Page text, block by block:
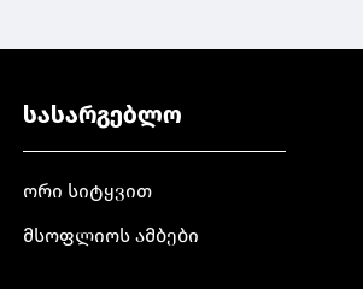
სასარგებლო
ორი სიტყვით
მსოფლიოს ამბები